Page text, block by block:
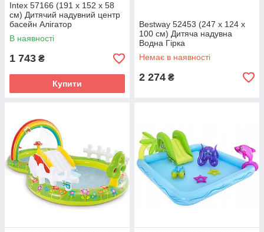
Intex 57166 (191 x 152 x 58
см) Дитячий надувний центр
басейн Алігатор
В наявності
1 743 ₴
Купити
Bestway 52453 (247 x 124 x
100 см) Дитяча надувна
Водна Гірка
Немає в наявності
2 274 ₴